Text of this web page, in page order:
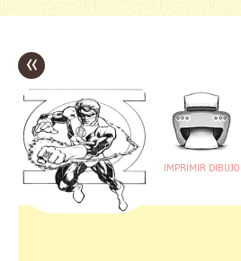
«
IMPRIMIR DIBUJO